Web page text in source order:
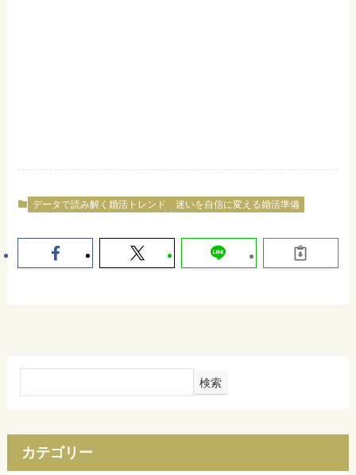
データで読み解く婚活トレンド 迷いを自信に変える婚活準備
検索
カテゴリー